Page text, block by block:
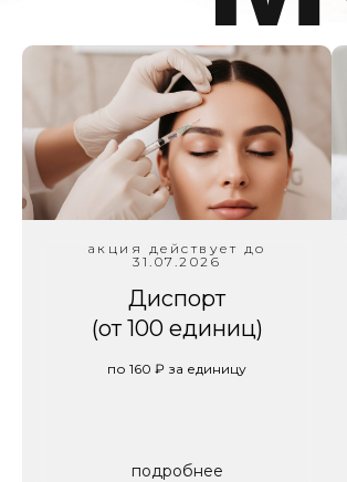
акция действует до
31.07.2026
Диспорт
(от 100 единиц)
по 160 ₽ за единицу
подробнее
возрастных изменений, устранения рубцов и
Игольчатый
RF Scarlet